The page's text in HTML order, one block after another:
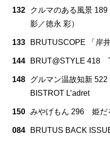
132
クルマのある風景
影／徳永 彩）
133 BRUTUSCOPE 「岸
144 BRUT@STYLE 418
148
グルマン温故知新
BISTROT L’adret
150 みやげもん 296 姫だ
084 BRUTUS BACK